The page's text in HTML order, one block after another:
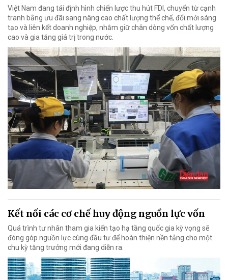
Việt Nam đang tái định hình chiến lược thu hút FDI, chuyển từ cạnh
tranh bằng ưu đãi sang nâng cao chất lượng thể chế, đổi mới sáng
tạo và liên kết doanh nghiệp, nhằm giữ chân dòng vốn chất lượng
cao và gia tăng giá trị trong nước.
Kết nối các cơ chế huy động nguồn lực vốn
Quá trình tư nhân tham gia kiến tạo hạ tầng quốc gia kỳ vọng sẽ
đóng góp nguồn lực cùng đầu tư để hoàn thiện nền tảng cho một
chu kỳ tăng trưởng mới đang diễn ra.